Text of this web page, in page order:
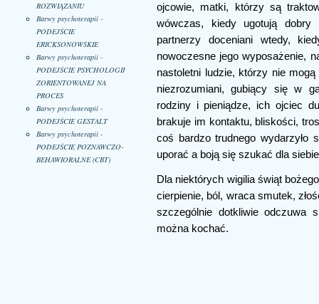
ROZWIĄZANIU
Barwy psychoterapii -
PODEJŚCIE
ERICKSONOWSKIE
Barwy psychoterapii -
PODEJŚCIE PSYCHOLOGII
ZORIENTOWANEJ NA
PROCES
Barwy psychoterapii -
PODEJŚCIE GESTALT
Barwy psychoterapii -
PODEJŚCIE POZNAWCZO-
BEHAWIORALNE (CBT)
ojcowie, matki, którzy są
wówczas, kiedy ugotują
partnerzy doceniani wtedy,
nowoczesne jego wyposażenie,
nastoletni ludzie, którzy nie
niezrozumiani, gubiący się w
rodziny i pieniądze, ich ojciec
brakuje im kontaktu, bliskości,
coś bardzo trudnego
uporać a boją się szukać dla
Dla niektórych wigilia świąt
cierpienie, ból, wraca smutek,
szczególnie dotkliwie odczuwa
można kochać.